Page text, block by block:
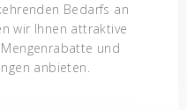
Bedarfs an
wir Ihnen attraktive
und
anbieten.